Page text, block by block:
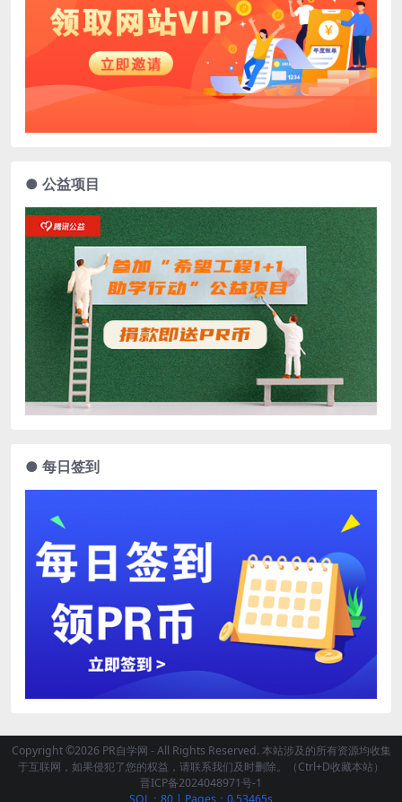
● 公益项目
● 每日签到
Copyright ©2026 PR自学网 - All Rights Reserved. 本站涉及的所有资源均收集
于互联网，如果侵犯了您的权益，请联系我们及时删除。（Ctrl+D收藏本站）
晋ICP备2024048971号-1